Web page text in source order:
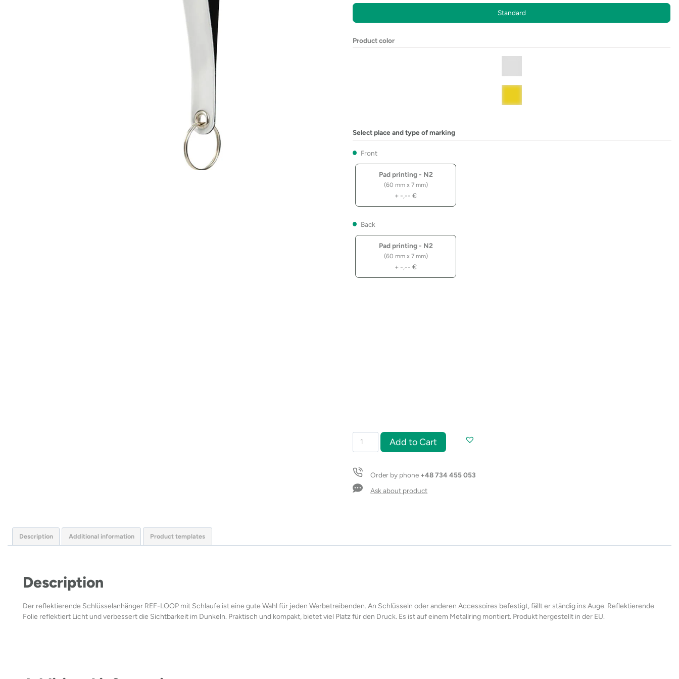
Standard
Product color
Select place and type of marking
Front
Pad printing - N2
(60 mm x 7 mm)
+ -,-- €
Back
Pad printing - N2
(60 mm x 7 mm)
+ -,-- €
Schlüsselanhänger
quantity
Add to Cart
Order by phone +48 734 455 053
Ask about product
Description Additional information Product templates
Description
Der reflektierende Schlüsselanhänger REF-LOOP mit Schlaufe ist eine gute Wahl für jeden Werbetreibenden. An Schlüsseln oder anderen Accessoires befestigt, fällt er ständig ins Auge. Reflektierende
Folie reflektiert Licht und verbessert die Sichtbarkeit im Dunkeln. Praktisch und kompakt, bietet viel Platz für den Druck. Es ist auf einem Metallring montiert. Produkt hergestellt in der EU.